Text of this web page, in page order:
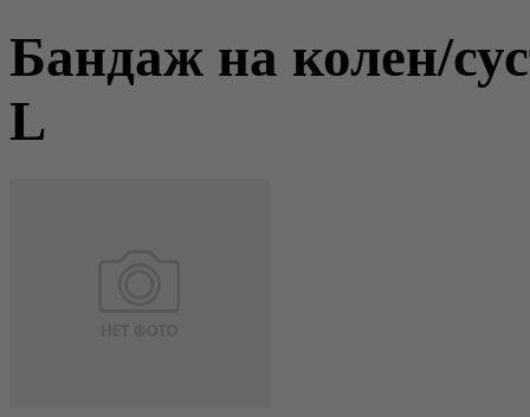
Бандаж на колен/
L